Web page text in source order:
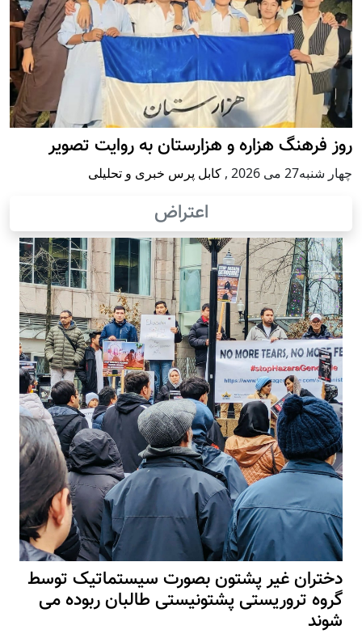
روز فرهنگ هزاره و هزارستان به روایت تصویر
چهار شنبه27 می 2026 , کابل پرس خبری و تحلیلی
اعتراض
دختران غیر پشتون بصورت سیستماتیک توسط
گروه تروریستی پشتونیستی طالبان ربوده می
شوند